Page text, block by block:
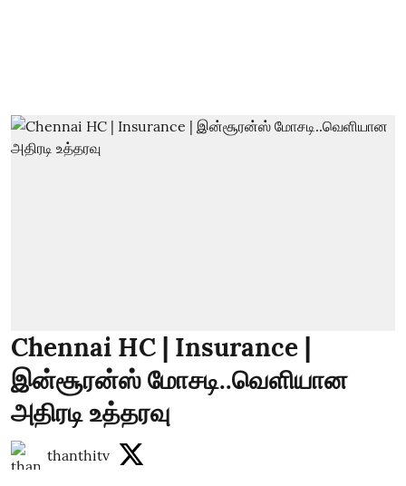
Chennai HC | Insurance |
இன்சூரன்ஸ் மோசடி..வெளியான
அதிரடி உத்தரவு
thanthitv